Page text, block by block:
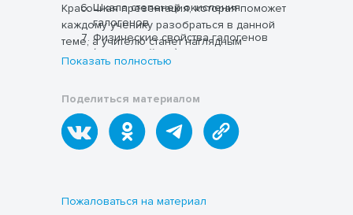
Шкала степеней окисления
галогенов
Физические свойства галогенов
(возгонка йода)
Способы получения галогенов
(все реакции для ОГЭ / ЕГЭ, включая
органические реакции)
Галогеноводороды
Получение галогеноводородов
галогенид-ионы
Красочная презентация, которая поможет
каждому ученику разобраться в данной
теме, а учителю станет наглядным
пособием в подготовке своих учеников
Показать полностью
Поделиться материалом
Пожаловаться на материал